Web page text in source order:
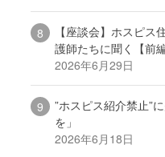
【座談会】ホスピス
護師たちに聞く【前編
2026年6月29日
”ホスピス紹介禁止”
を」
2026年6月18日